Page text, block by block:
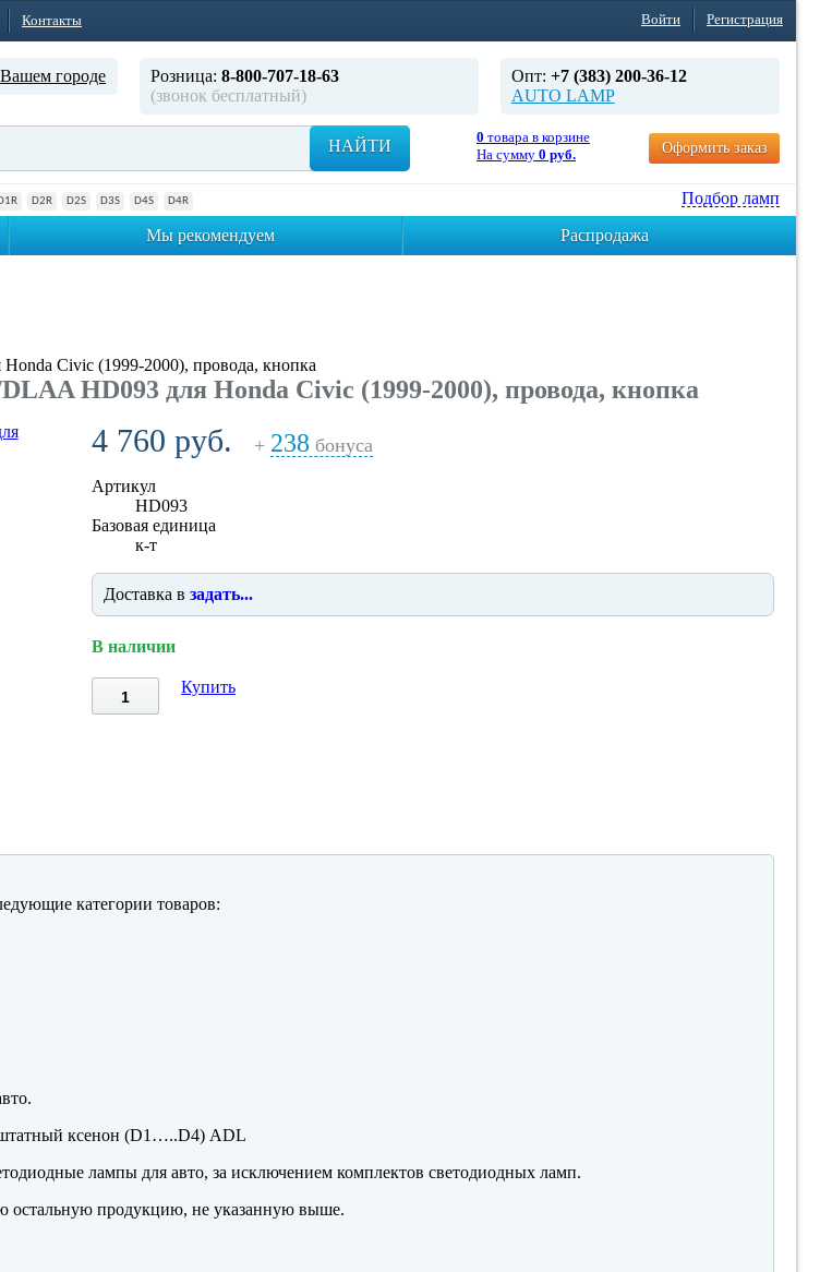
Контакты Войти Регистрация
городе Розница: 8-800-707-18-63
(звонок бесплатный)
Опт: +7 (383) 200-36-12
AUTO LAMP
НАЙТИ 0 товара в корзине
На сумму 0 руб. Оформить заказ
D2R D2S D3S D4S D4R
Подбор ламп
Мы рекомендуем Распродажа
Civic (1999-2000), провода, кнопка
HD093 для Honda Civic (1999-2000), провода, кнопка
4 760 руб. + 238 бонуса
Артикул
HD093
Базовая единица
к-т
Доставка в задать...
В наличии
Купить
категории товаров:
штатный ксенон (D1…..D4) ADL
лампы для авто, за исключением комплектов светодиодных ламп.
остальную продукцию, не указанную выше.